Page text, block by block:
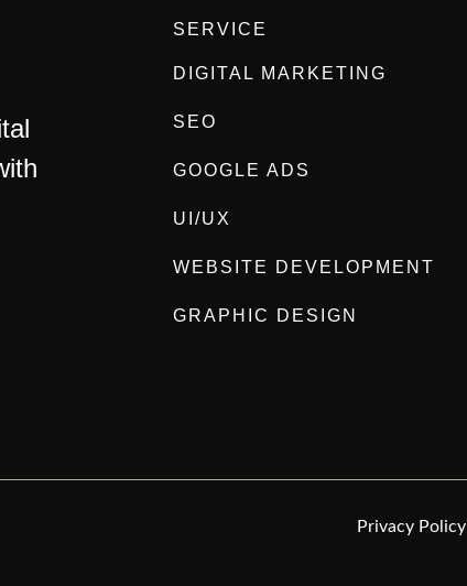
SERVICE
DIGITAL MARKETING
SEO
GOOGLE ADS
UI/UX
WEBSITE DEVELOPMENT
GRAPHIC DESIGN
Privacy Policy